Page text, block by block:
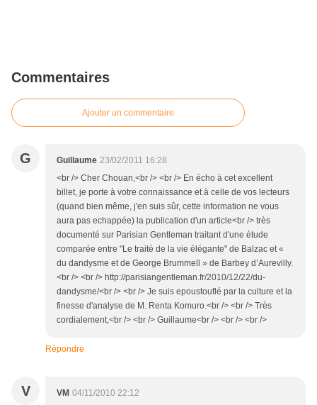
Commentaires
Ajouter un commentaire
G Guillaume 23/02/2011 16:28
<br /> Cher Chouan,<br /> <br /> En écho à cet excellent
billet, je porte à votre connaissance et à celle de vos lecteurs
(quand bien même, j'en suis sûr, cette information ne vous
aura pas echappée) la publication d'un article<br /> très
documenté sur Parisian Gentleman traitant d'une étude
comparée entre "Le traité de la vie élégante" de Balzac et «
du dandysme et de George Brummell » de Barbey d’Aurevilly.
<br /> <br /> http://parisiangentleman.fr/2010/12/22/du-
dandysme/<br /> <br /> Je suis epoustouflé par la culture et la
finesse d'analyse de M. Renta Komuro.<br /> <br /> Très
cordialement,<br /> <br /> Guillaume<br /> <br /> <br />
Répondre
V VM 04/11/2010 22:12